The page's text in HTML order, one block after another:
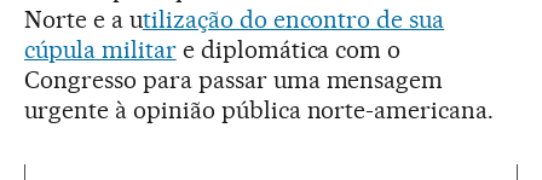
Norte e a utilização do encontro de sua
cúpula militare diplomática com o
Congresso para passar uma mensagem
urgente à opinião pública norte-americana.